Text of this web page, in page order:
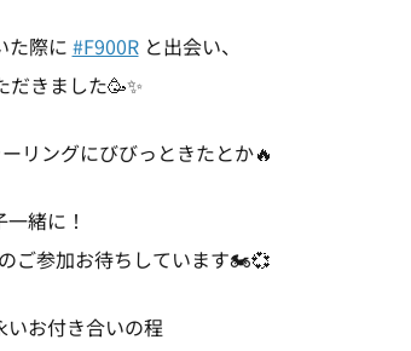
た際に #F900Rと出会い、
だきました🥳✨
リングにびびっときたとか🔥
一緒に！
ご参加お待ちしています🏍💞
いお付き合いの程